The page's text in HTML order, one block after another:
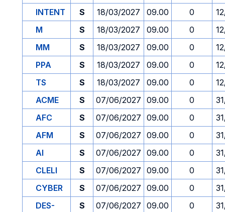
INTENT
S 18/03/2027 09.00 0
M
S 18/03/2027 09.00 0
MM
S 18/03/2027 09.00 0
PPA
S 18/03/2027 09.00 0
TS
S 18/03/2027 09.00 0
ACME
S 07/06/2027 09.00 0
AFC
S 07/06/2027 09.00 0
AFM
S 07/06/2027 09.00 0
AI
S 07/06/2027 09.00 0
CLELI
S 07/06/2027 09.00 0
CYBER
S 07/06/2027 09.00 0
DES-
S 07/06/2027 09.00 0